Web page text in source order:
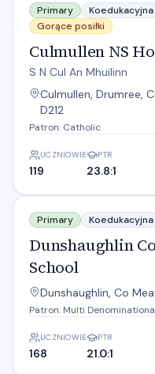
Primary Koedukacyjna
Gorące posiłki
Culmullen NS
S N Cul An Mhuilinn
Culmullen, Drumree,
D212
Patron: Catholic
UCZNIOWIE
119
PTR
23.8:1
Dunshaughlin
Primary Koedukacyjna
Dunshaughlin
School
Dunshaughlin, Co
Patron: Multi
UCZNIOWIE
168
PTR
21.0:1